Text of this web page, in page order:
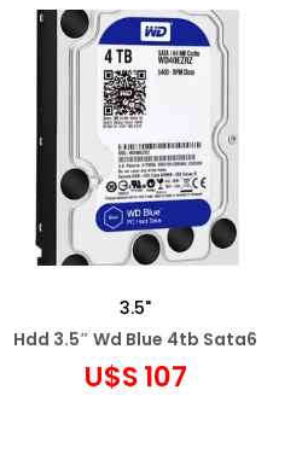
3.5"
Hdd 3.5″ Wd Blue 4tb Sata6
U$S107